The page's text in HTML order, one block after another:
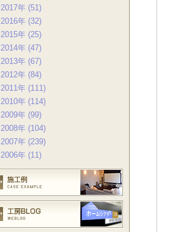
2017年 (51)
2016年 (32)
2015年 (25)
2014年 (47)
2013年 (67)
2012年 (84)
2011年 (111)
2010年 (114)
2009年 (99)
2008年 (104)
2007年 (239)
2006年 (11)